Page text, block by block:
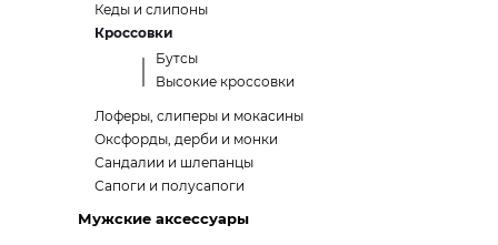
Кеды и слипоны
Кроссовки
Бутсы
Высокие кроссовки
Лоферы, слиперы и мокасины
Оксфорды, дерби и монки
Сандалии и шлепанцы
Сапоги и полусапоги
Мужские аксессуары